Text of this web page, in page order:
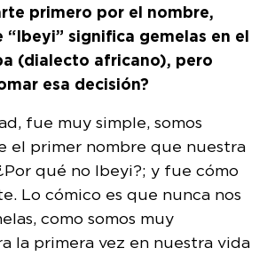
primero por el nombre,
“Ibeyi” significa gemelas en el
(dialecto africano), pero
esa decisión?
fue muy simple, somos
el primer nombre que nuestra
qué no Ibeyi?; y fue cómo
Lo cómico es que nunca nos
como somos muy
la primera vez en nuestra vida